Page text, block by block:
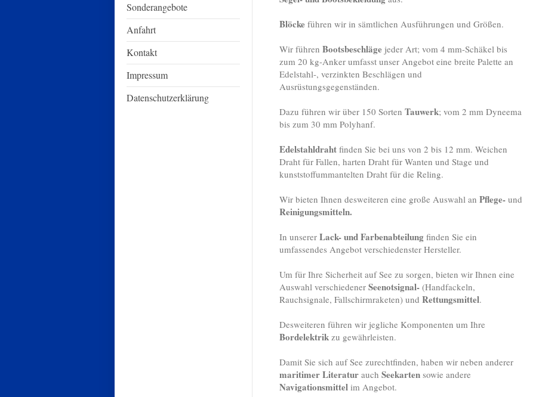
Sonderangebote
Anfahrt
Kontakt
Impressum
Datenschutzerklärung
Blöcke führen wir in sämtlichen Ausführungen und Größen.
Wir führenBootsbeschläge jeder Art; vom 4 mm-Schäkel bis
zum 20 kg-Anker umfasst unser Angebot eine breite Palette an
Edelstahl-, verzinkten Beschlägen und
Ausrüstungsgegenständen.
Dazu führen wir über 150 SortenTauwerk; vom 2 mm Dyneema
bis zum 30 mm Polyhanf.
Edelstahldraht finden Sie bei uns von 2 bis 12 mm. Weichen
Draht für Fallen, harten Draht für Wanten und Stage und
kunststoffummantelten Draht für die Reling.
Wir bieten Ihnen desweiteren eine große Auswahl anPflege- und
Reinigungsmitteln.
In unsererLack- und Farbenabteilung finden Sie ein
umfassendes Angebot verschiedenster Hersteller.
Um für Ihre Sicherheit auf See zu sorgen, bieten wir Ihnen eine
Auswahl verschiedenerSeenotsignal- (Handfackeln,
Rauchsignale, Fallschirmraketen) undRettungsmittel.
Desweiteren führen wir jegliche Komponenten um Ihre
Bordelektrik zu gewährleisten.
Damit Sie sich auf See zurechtfinden, haben wir neben anderer
maritimer Literatur auchSeekarten sowie andere
Navigationsmittel im Angebot.